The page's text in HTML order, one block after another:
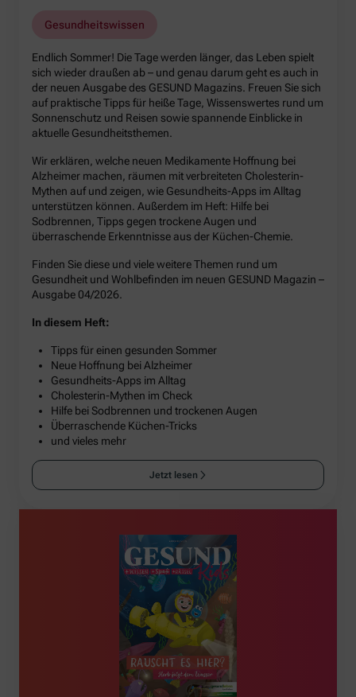
Gesundheitswissen
Endlich Sommer! Die Tage werden länger, das Leben spielt
sich wieder draußen ab – und genau darum geht es auch in
der neuen Ausgabe des GESUND Magazins. Freuen Sie sich
auf praktische Tipps für heiße Tage, Wissenswertes rund um
Sonnenschutz und Reisen sowie spannende Einblicke in
aktuelle Gesundheitsthemen.
Wir erklären, welche neuen Medikamente Hoffnung bei
Alzheimer machen, räumen mit verbreiteten Cholesterin-
Mythen auf und zeigen, wie Gesundheits-Apps im Alltag
unterstützen können. Außerdem im Heft: Hilfe bei
Sodbrennen, Tipps gegen trockene Augen und
überraschende Erkenntnisse aus der Küchen-Chemie.
Finden Sie diese und viele weitere Themen rund um
Gesundheit und Wohlbefinden im neuen GESUND Magazin –
Ausgabe 04/2026.
In diesem Heft:
Tipps für einen gesunden Sommer
Neue Hoffnung bei Alzheimer
Gesundheits-Apps im Alltag
Cholesterin-Mythen im Check
Hilfe bei Sodbrennen und trockenen Augen
Überraschende Küchen-Tricks
und vieles mehr
Jetzt lesen